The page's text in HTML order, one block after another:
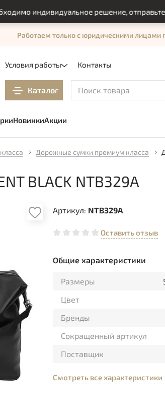
индивидуальное решение, отправьте,
Условия работы Контакты
Работаем только с юридическими лицами
Каталог
НовинкиАкции
Дорожные сумки премиум класса
BLACK NTB329A
Артикул: NTB329A
Оставить отзыв
Общие характеристики
Размеры
Цвет
Бренды
Сокращенный артикул
Поставщик
Смотреть все характеристики